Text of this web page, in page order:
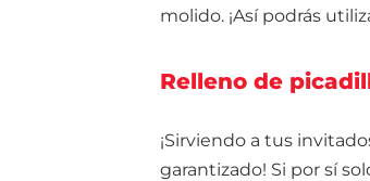
molido. ¡Así podrás
Relleno de
¡Sirviendo a tus
garantizado! Si por sí